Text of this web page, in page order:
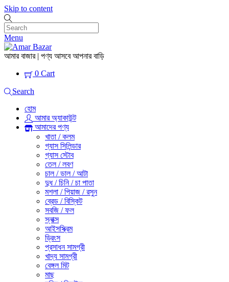
Skip to content
Menu
আমার বাজার | পণ্য আসবে আপনার বাড়ি
0 Cart
Search
হোম
আমার অ্যাকাউন্ট
আমাদের পণ্য
খাতা / কলম
গ্যাস সিলিন্ডার
গ্যাস স্টোব
তেল / লবণ
চাল / ডাল / আটা
দুধ / চিনি / চা পাতা
মশলা / পিয়াজ / রসুন
ব্রেড / বিস্কিট
সবজি / ফল
স্নাক্স
আইসস্ক্রিম
ড্রিংস
প্রসাধন সামগ্রী
খাদ্য সামগ্রী
বেঙ্গল মিট
মাছ